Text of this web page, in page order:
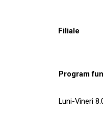
Filiale
Program
Luni-Vineri